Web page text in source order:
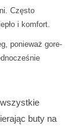
Często
i komfort.
ponieważ gore-
buty na